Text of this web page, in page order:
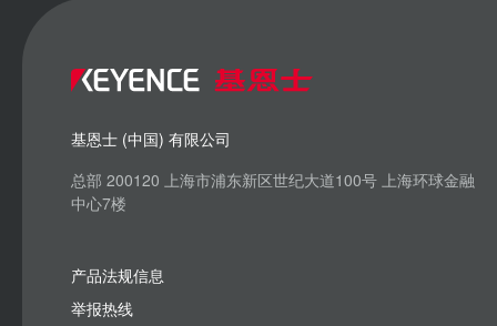
基恩士 (中国) 有限公司
总部 200120 上海市浦东新区世纪大道100号 上海环球金融
中心7楼
产品法规信息
举报热线